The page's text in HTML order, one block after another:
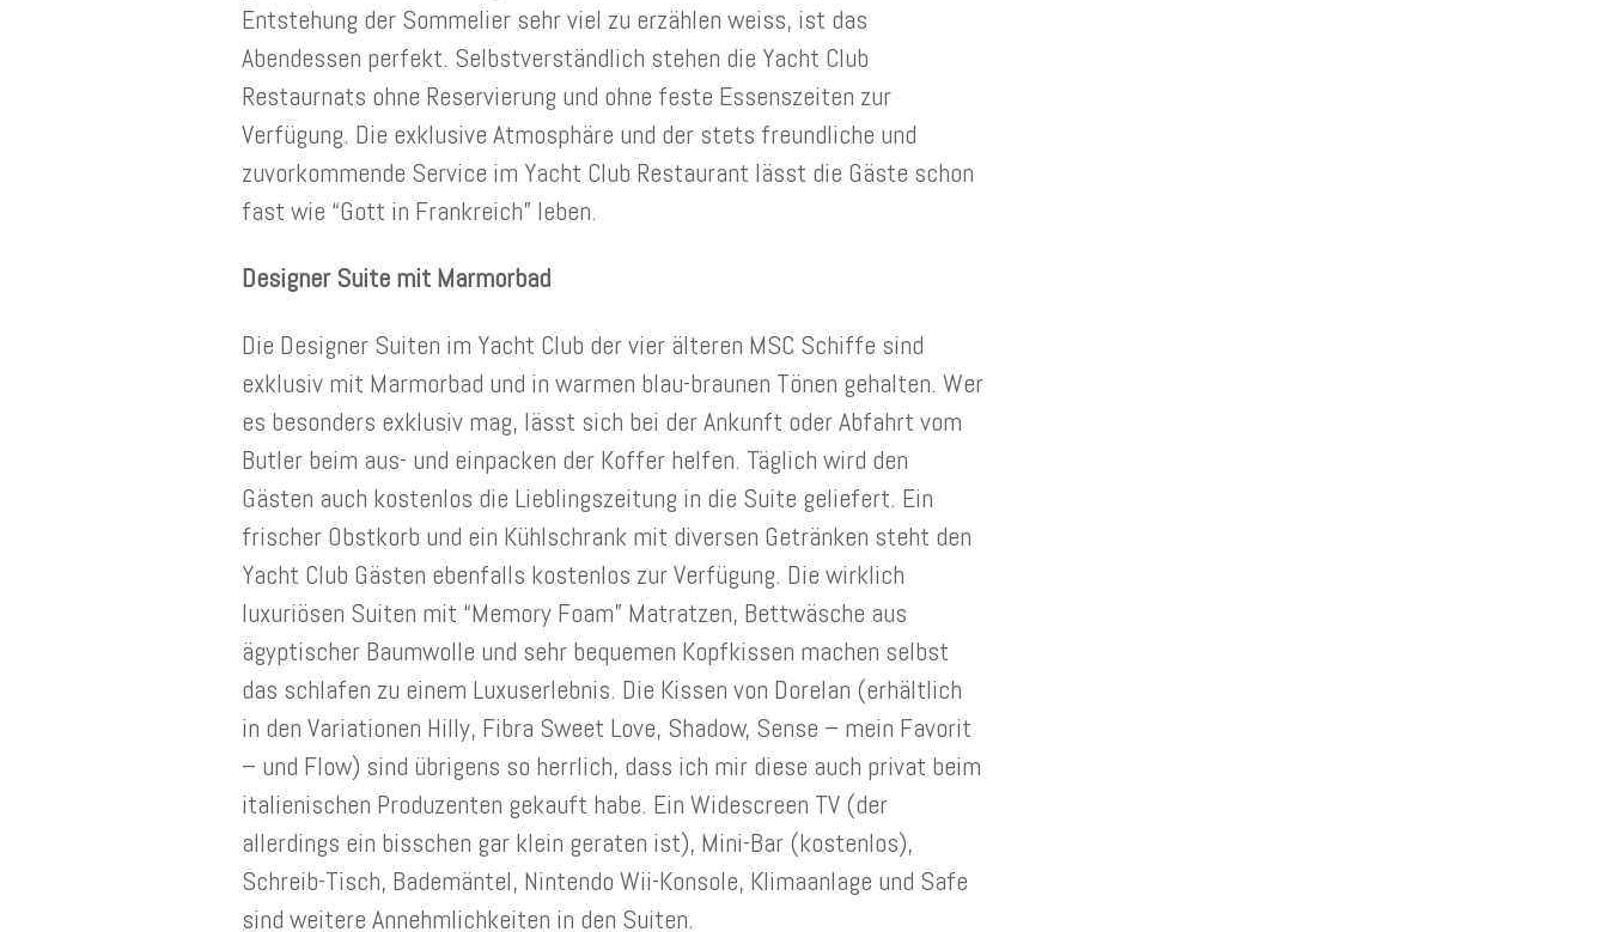
Entstehung der Sommelier sehr viel zu erzählen weiss, ist das
Abendessen perfekt. Selbstverständlich stehen die Yacht Club
Restaurnats ohne Reservierung und ohne feste Essenszeiten zur
Verfügung. Die exklusive Atmosphäre und der stets freundliche und
zuvorkommende Service im Yacht Club Restaurant lässt die Gäste schon
fast wie “Gott in Frankreich” leben.
Designer Suite mit Marmorbad
Die Designer Suiten im Yacht Club der vier älteren MSC Schiffe sind
exklusiv mit Marmorbad und in warmen blau-braunen Tönen gehalten. Wer
es besonders exklusiv mag, lässt sich bei der Ankunft oder Abfahrt vom
Butler beim aus- und einpacken der Koffer helfen. Täglich wird den
Gästen auch kostenlos die Lieblingszeitung in die Suite geliefert. Ein
frischer Obstkorb und ein Kühlschrank mit diversen Getränken steht den
Yacht Club Gästen ebenfalls kostenlos zur Verfügung. Die wirklich
luxuriösen Suiten mit “Memory Foam” Matratzen, Bettwäsche aus
ägyptischer Baumwolle und sehr bequemen Kopfkissen machen selbst
das schlafen zu einem Luxuserlebnis. Die Kissen von Dorelan (erhältlich
in den Variationen Hilly, Fibra Sweet Love, Shadow, Sense – mein Favorit
– und Flow) sind übrigens so herrlich, dass ich mir diese auch privat beim
italienischen Produzenten gekauft habe. Ein Widescreen TV (der
allerdings ein bisschen gar klein geraten ist), Mini-Bar (kostenlos),
Schreib-Tisch, Bademäntel, Nintendo Wii-Konsole, Klimaanlage und Safe
sind weitere Annehmlichkeiten in den Suiten.